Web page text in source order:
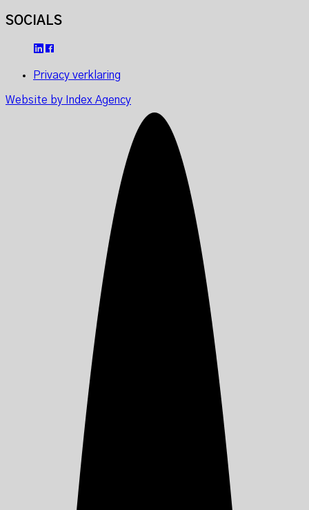
SOCIALS
Privacy verklaring
Website by Index Agency